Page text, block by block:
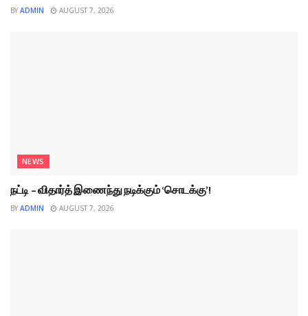
BY ADMIN AUGUST 7, 2026
NEWS
நட்டி – விதார்த் இணைந்து நடிக்கும் ‘சொடக்கு’!
BY ADMIN AUGUST 7, 2026